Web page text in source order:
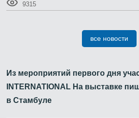
9315
все новости
Из мероприятий первого дня
INTERNATIONAL На выставке
в Стамбуле